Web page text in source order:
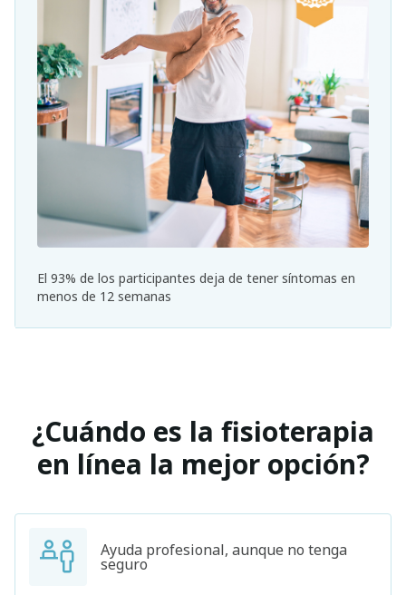
El 93% de los participantes deja de tener síntomas en
menos de 12 semanas
¿Cuándo es la fisioterapia
en línea la mejor opción?
Ayuda profesional, aunque no tenga
seguro